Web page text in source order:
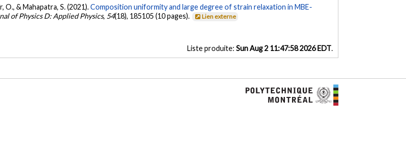
O., & Mahapatra, S. (2021).Composition uniformity and large degree of strain relaxation in MBE-
of Physics D: Applied Physics, 54(18), 185105 (10 pages). Lien externe
Liste produite: Sun Aug 2 11:47:58 2026 EDT.